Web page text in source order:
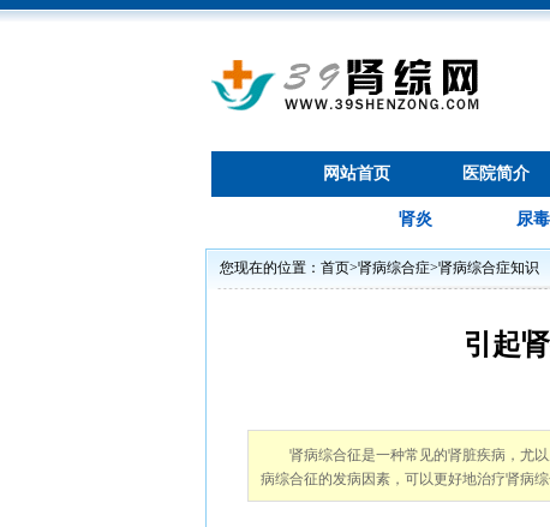
网站首页 医院简介
肾炎 尿
您现在的位置： 首页>肾病综合症>肾病综合症知识
引起
肾病综合征是一种常见的肾脏疾病，尤
病综合征的发病因素，可以更好地治疗肾病